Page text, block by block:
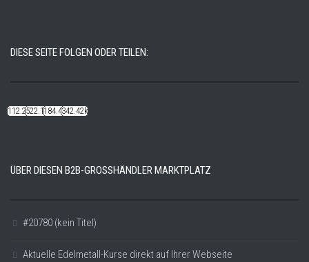
DIESE SEITE FOLGEN ODER TEILEN:
112.22k522.14k184.48k342.42k
ÜBER DIESEN B2B-GROSSHÄNDLER MARKTPLATZ
#20780 (kein Titel)
Aktuelle Edelmetall-Kurse direkt auf Ihrer Webseite